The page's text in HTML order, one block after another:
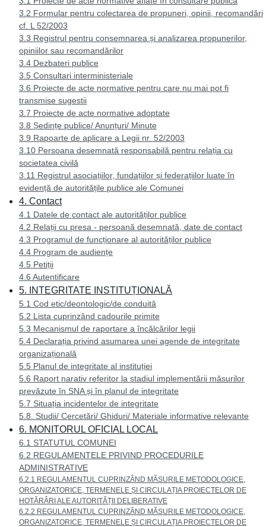
3.2 Formular pentru colectarea de propuneri, opinii, recomandări
cf. L 52/2003
3.3 Registrul pentru consemnarea și analizarea propunerilor,
opiniilor sau recomandărilor
3.4 Dezbateri publice
3.5 Consultari interministeriale
3.6 Proiecte de acte normative pentru care nu mai pot fi
transmise sugestii
3.7 Proiecte de acte normative adoptate
3.8 Ședințe publice/ Anunțuri/ Minute
3.9 Rapoarte de aplicare a Legii nr. 52/2003
3.10 Persoana desemnată responsabilă pentru relația cu
societatea civilă
3.11 Registrul asociațiilor, fundațiilor și federațiilor luate în
evidență de autoritățile publice ale Comunei
4. Contact
4.1 Datele de contact ale autorităților publice
4.2 Relații cu presa - persoană desemnată, date de contact
4.3 Programul de funcționare al autorităților publice
4.4 Program de audiențe
4.5 Petiții
4.6 Autentificare
5. INTEGRITATE INSTITUȚIONALĂ
5.1 Cod etic/deontologic/de conduită
5.2 Lista cuprinzând cadourile primite
5.3 Mecanismul de raportare a încălcărilor legii
5.4 Declarația privind asumarea unei agende de integritate
organizațională
5.5 Planul de integritate al instituției
5.6 Raport narativ referitor la stadiul implementării măsurilor
prevăzute în SNA și în planul de integritate
5.7 Situația incidentelor de integritate
5.8. Studii/ Cercetări/ Ghiduri/ Materiale informative relevante
6. MONITORUL OFICIAL LOCAL
6.1 STATUTUL COMUNEI
6.2 REGULAMENTELE PRIVIND PROCEDURILE
ADMINISTRATIVE
6.2.1 REGULAMENTUL CUPRINZÂND MĂSURILE METODOLOGICE,
ORGANIZATORICE, TERMENELE ȘI CIRCULAȚIA PROIECTELOR DE
HOTĂRÂRI ALE AUTORITĂȚII DELIBERATIVE
6.2.2 REGULAMENTUL CUPRINZÂND MĂSURILE METODOLOGICE,
ORGANIZATORICE, TERMENELE ȘI CIRCULAȚIA PROIECTELOR DE